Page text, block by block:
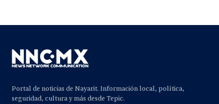
Portal de noticias de Nayarit. Información local, política,
seguridad, cultura y más desde Tepic.